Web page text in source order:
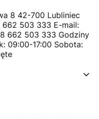
8 42-700 Lubliniec
662 503 333 E-mail:
662 503 333 Godziny
09:00-17:00 Sobota: